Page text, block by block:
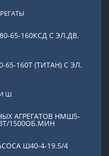
65-160КСД С ЭЛ.ДВ.
65-160Т (ТИТАН) С ЭЛ.
Ш
АГРЕГАТОВ НМШ5-
1500ОБ.МИН
Ш40-4-19.5/4